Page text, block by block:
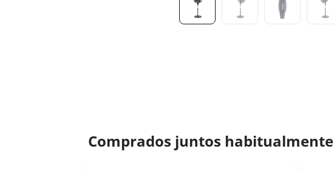
Comprados juntos habitualmente